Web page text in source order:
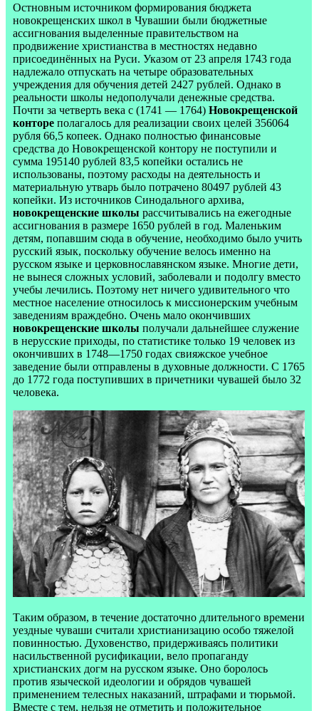
Остновным источником формирования бюджета
новокрещенских школ в Чувашии были бюджетные
ассигнования выделенные правительством на
продвижение христианства в местностях недавно
присоединённых на Руси. Указом от 23 апреля 1743 года
надлежало отпускать на четыре образовательных
учреждения для обучения детей 2427 рублей. Однако в
реальности школы недополучали денежные средства.
Почти за четверть века с (1741 — 1764) Новокрещенской
конторе полагалось для реализации своих целей 356064
рубля 66,5 копеек. Однако полностью финансовые
средства до Новокрещенской контору не поступили и
сумма 195140 рублей 83,5 копейки остались не
использованы, поэтому расходы на деятельность и
материальную утварь было потрачено 80497 рублей 43
копейки. Из источников Синодального архива,
новокрещенские школы рассчитывались на ежегодные
ассигнования в размере 1650 рублей в год. Маленьким
детям, попавшим сюда в обучение, необходимо было учить
русский язык, поскольку обучение велось именно на
русском языке и церковнославянском языке. Многие дети,
не вынеся сложных условий, заболевали и подолгу вместо
учебы лечились. Поэтому нет ничего удивительного что
местное население относилось к миссионерским учебным
заведениям враждебно. Очень мало окончивших
новокрещенские школы получали дальнейшее служение
в нерусские приходы, по статистике только 19 человек из
окончивших в 1748—1750 годах свияжское учебное
заведение были отправлены в духовные должности. С 1765
до 1772 года поступивших в причетники чувашей было 32
человека.
Таким образом, в течение достаточно длительного времени
уездные чуваши считали христианизацию особо тяжелой
повинностью. Духовенство, придерживаясь политики
насильственной русификации, вело пропаганду
христианских догм на русском языке. Оно боролось
против языческой идеологии и обрядов чувашей
применением телесных наказаний, штрафами и тюрьмой.
Вместе с тем, нельзя не отметить и положительное